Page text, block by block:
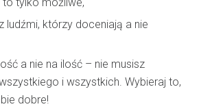
ludźmi, którzy doceniają a nie
a nie na ilość – nie musisz
i wszystkich. Wybieraj to,
dobre!